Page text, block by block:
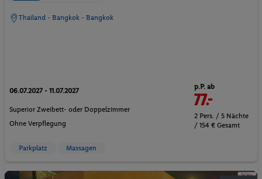
Thailand - Bangkok - Bangkok
06.07.2027 - 11.07.2027
Superior Zweibett- oder Doppelzimmer
Ohne Verpflegung
p.P. ab
77.-
2 Pers. / 5 Nächte
/ 154 € Gesamt
Parkplatz Massagen